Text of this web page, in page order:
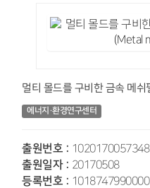
멀티 몰드를 구비한 금속 메
에너지·환경연구센터
출원번호 : 1020170057348
출원일자 : 20170508
등록번호 : 1018747990000